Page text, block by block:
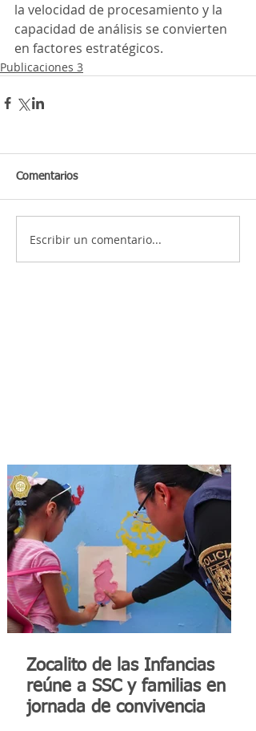
la velocidad de procesamiento y la
capacidad de análisis se convierten
en factores estratégicos.
Publicaciones 3
Comentarios
Escribir un comentario...
Zocalito de las Infancias
reúne a SSC y familias en
jornada de convivencia